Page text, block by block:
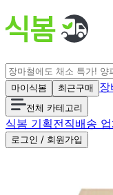
마이식봄
최근구매 장
전체 카테고리
식봄 기획전직배송 업
로그인 / 회원가입